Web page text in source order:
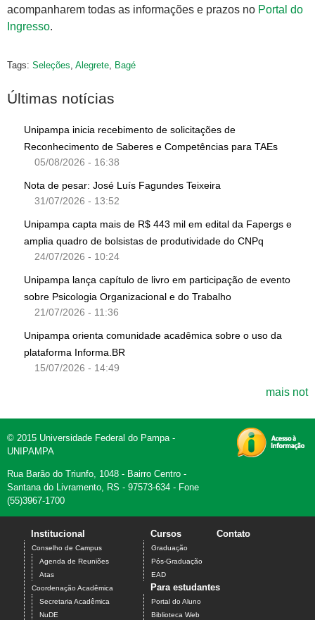
acompanharem todas as informações e prazos no Portal do
Ingresso.
Tags: Seleções, Alegrete, Bagé
Últimas notícias
Unipampa inicia recebimento de solicitações de
Reconhecimento de Saberes e Competências para TAEs
05/08/2026 - 16:38
Nota de pesar: José Luís Fagundes Teixeira
31/07/2026 - 13:52
Unipampa capta mais de R$ 443 mil em edital da Fapergs e
amplia quadro de bolsistas de produtividade do CNPq
24/07/2026 - 10:24
Unipampa lança capítulo de livro em participação de evento
sobre Psicologia Organizacional e do Trabalho
21/07/2026 - 11:36
Unipampa orienta comunidade acadêmica sobre o uso da
plataforma Informa.BR
15/07/2026 - 14:49
mais not
© 2015 Universidade Federal do Pampa -
UNIPAMPA
Rua Barão do Triunfo, 1048 - Bairro Centro -
Santana do Livramento, RS - 97573-634 - Fone
(55)3967-1700
Institucional
Conselho de Campus
Agenda de Reuniões
Atas
Coordenação Acadêmica
Secretaria Acadêmica
NuDE
Cursos
Graduação
Pós-Graduação
EAD
Contato
Para estudantes
Portal do Aluno
Biblioteca Web